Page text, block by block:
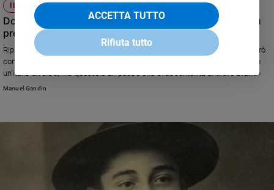
IL PRETE PARTIGIANO
Don Barbareschi, ribelle in nome della libertà, il bene più
prezioso
Ripubblichiamo un'intervista di tre anni fa al prete partigiano che si schierò
contro il fascismo, dopo il conferimento del premio Lazzati. «Sognavamo
un’italia diversa, ma questo è un paese che si accontenta di tirare avanti»
Manuel Gandin
ACCETTA TUTTO
Rifiuta tutto